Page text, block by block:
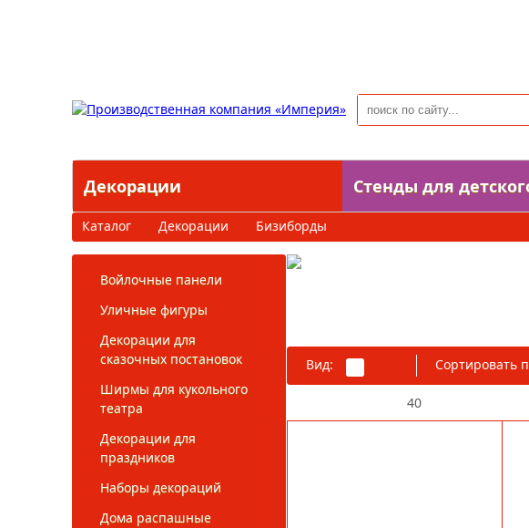
Декорации Стенды для
Каталог Декорации Бизиборды
Войлочные панели
Уличные фигуры
Декорации для
сказочных постановок
Ширмы для кукольного
театра
Декорации для
праздников
Наборы декораций
Дома распашные
Вид: Сортировать
40